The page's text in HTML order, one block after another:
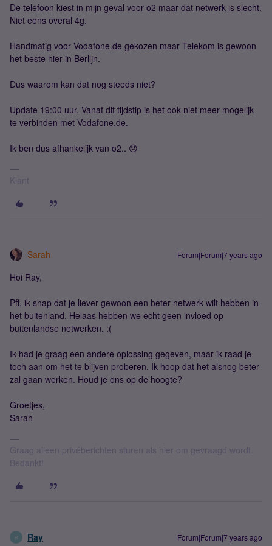
De telefoon kiest in mijn geval voor o2 maar dat netwerk is slecht.
Niet eens overal 4g.
Handmatig voor Vodafone.de gekozen maar Telekom is gewoon
het beste hier in Berlijn.
Dus waarom kan dat nog steeds niet?
Update 19:00 uur. Vanaf dit tijdstip is het ook niet meer mogelijk
te verbinden met Vodafone.de.
Ik ben dus afhankelijk van o2.. 😞
Klant
Sarah Forum|Forum|7 years ago
Hoi Ray,
Pff, ik snap dat je liever gewoon een beter netwerk wilt hebben in
het buitenland. Helaas hebben we echt geen invloed op
buitenlandse netwerken. :(
Ik had je graag een andere oplossing gegeven, maar ik raad je
toch aan om het te blijven proberen. Ik hoop dat het alsnog beter
zal gaan werken. Houd je ons op de hoogte?
Groetjes,
Sarah
Graag alleen privéberichten sturen als hier om gevraagd wordt.
Bedankt!
R Ray Forum|Forum|7 years ago